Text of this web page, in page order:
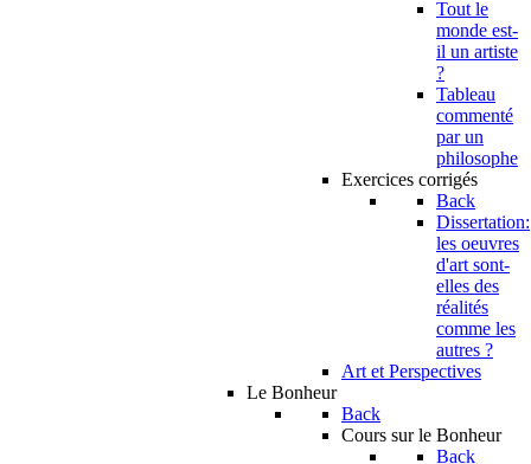
Tout le
monde est-
il un artiste
?
Tableau
commenté
par un
philosophe
Exercices corrigés
Back
Dissertation:
les oeuvres
d'art sont-
elles des
réalités
comme les
autres ?
Art et Perspectives
Le Bonheur
Back
Cours sur le Bonheur
Back